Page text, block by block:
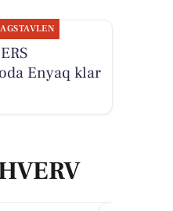
Enyaq klar